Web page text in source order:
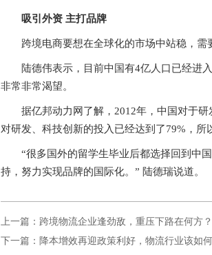
吸引外资 主打品牌
跨境电商要想在全球化的市场中站稳，需
陆德伟表示，目前中国有4亿人口已经进
非常非常渴望。
据亿邦动力网了解，2012年，中国对于
对研发、科技创新的投入已经达到了79%，所
“很多国外的留学生毕业后都选择回到中
持，努力实现品牌的国际化。” 陆德瑞说道。
上一篇：跨境物流企业逢劲敌，重压下路在何方？
下一篇：降本增效再迎政策利好，物流行业该如